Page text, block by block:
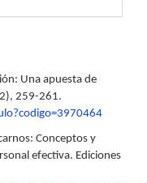
Una apuesta de
259-261.
Conceptos y
efectiva. Ediciones